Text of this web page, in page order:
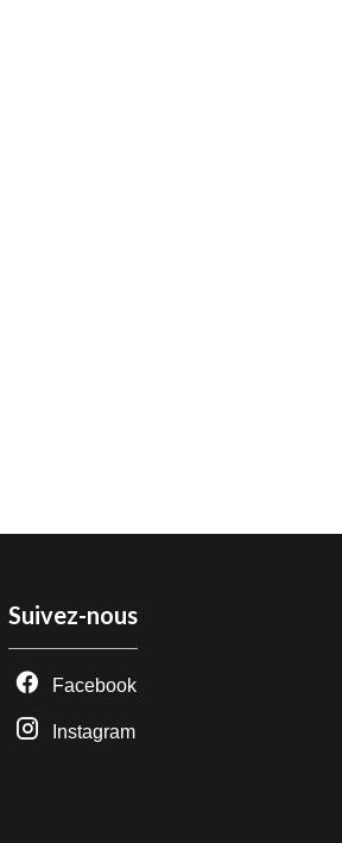
Suivez-nous
Facebook
Instagram